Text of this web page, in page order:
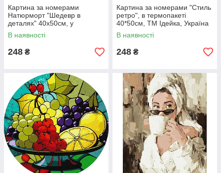
Картина за номерами
Натюрморт "Шедевр в
деталях" 40х50см, у
термопакеті, ТМ Ідейка,
Україна
В наявності
248 ₴
Картина за номерами "Стиль
ретро", в термопакеті
40*50см, ТМ Ідейка, Україна
В наявності
248 ₴